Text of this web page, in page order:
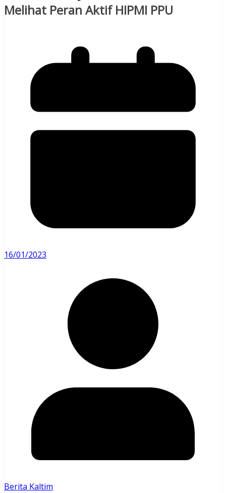
Melihat Peran Aktif HIPMI PPU
16/01/2023
Berita Kaltim